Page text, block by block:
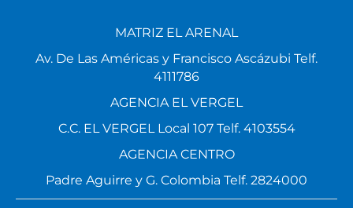
MATRIZ EL ARENAL
Av. De Las Américas y Francisco Ascázubi Telf.
4111786
AGENCIA EL VERGEL
C.C. EL VERGEL Local 107 Telf. 4103554
AGENCIA CENTRO
Padre Aguirre y G. Colombia Telf. 2824000